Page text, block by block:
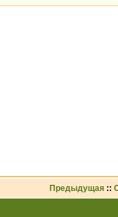
Предыдущая ::